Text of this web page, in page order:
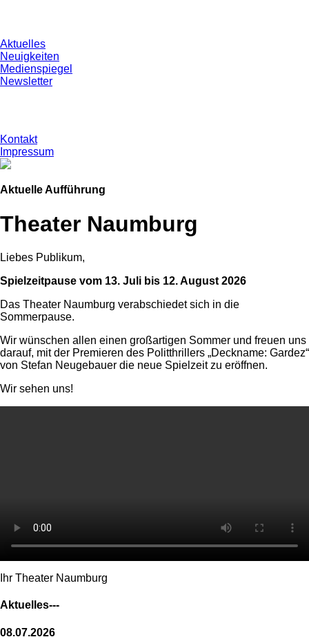
Aktuelles
Neuigkeiten
Medienspiegel
Newsletter
Kontakt
Impressum
Aktuelle Aufführung
Theater Naumburg
Liebes Publikum,
Spielzeitpause vom 13. Juli bis 12. August 2026
Das Theater Naumburg verabschiedet sich in die
Sommerpause.
Wir wünschen allen einen großartigen Sommer und freuen uns
darauf, mit der Premieren des Politthrillers „Deckname: Gardez“
von Stefan Neugebauer die neue Spielzeit zu eröffnen.
Wir sehen uns!
Ihr Theater Naumburg
Aktuelles---
08.07.2026